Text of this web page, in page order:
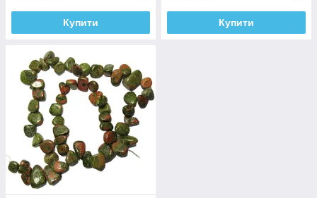
Купити Купити